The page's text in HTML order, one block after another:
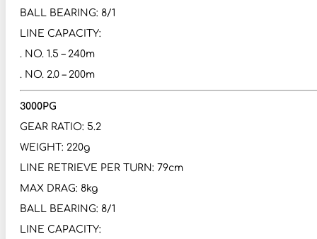
BALL BEARING: 8/1
LINE CAPACITY:
. NO. 1.5 – 240m
. NO. 2.0 – 200m
3000PG
GEAR RATIO: 5.2
WEIGHT: 220g
LINE RETRIEVE PER TURN: 79cm
MAX DRAG: 8kg
BALL BEARING: 8/1
LINE CAPACITY: